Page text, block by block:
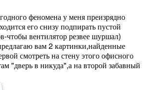
феномена у меня преизрядно
его снизу подпирать пустой
чтобы вентилятор резвее шуршал)
вам 2 картинки,найденные
смотреть на стену этого офисного
"дверь в никуда",а на второй забавный